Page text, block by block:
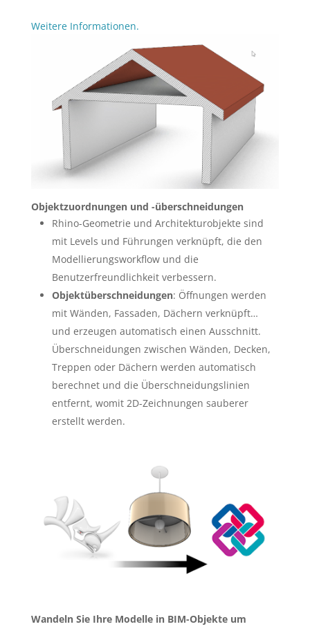
Weitere Informationen.
Objektzuordnungen und -überschneidungen
Rhino-Geometrie und Architekturobjekte sind
mit Levels und Führungen verknüpft, die den
Modellierungsworkflow und die
Benutzerfreundlichkeit verbessern.
Objektüberschneidungen: Öffnungen werden
mit Wänden, Fassaden, Dächern verknüpft…
und erzeugen automatisch einen Ausschnitt.
Überschneidungen zwischen Wänden, Decken,
Treppen oder Dächern werden automatisch
berechnet und die Überschneidungslinien
entfernt, womit 2D-Zeichnungen sauberer
erstellt werden.
Wandeln Sie Ihre Modelle in BIM-Objekte um